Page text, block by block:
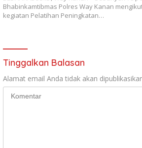
Bhabinkamtibmas Polres Way Kanan
kegiatan Pelatihan Peningkatan…
Tinggalkan Balasan
Alamat email Anda tidak akan